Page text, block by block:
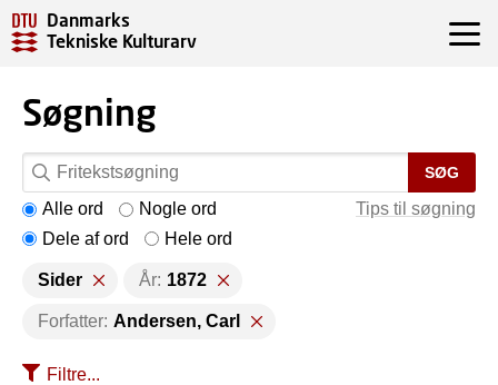
Danmarks
Tekniske Kulturarv
Søgning
SØG
Tips til søgning
Alle ord
Nogle ord
Dele af ord
Hele ord
Sider År: 1872
Forfatter: Andersen, Carl
Filtre...